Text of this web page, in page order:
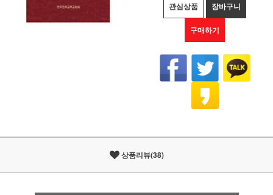
관심상품 장바구니
구매하기
상품리뷰(38)